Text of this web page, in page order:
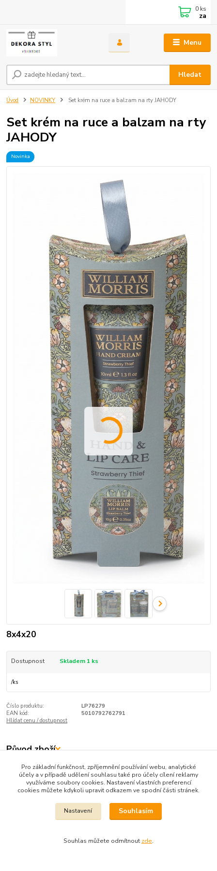
Menu
Hledat
0 ks
za
Úvod NOVINKY Set krém na ruce a balzam na rty JAHODY
Set krém na ruce a balzam na rty
JAHODY
Novinka
8x4x20
Dostupnost Skladem 1 ks
/ks
Číslo produktu:
LP76279
EAN kód:
5010792762791
Hlídat cenu / dostupnost
Původ zboží
Zboží zařazeno v kategoriích
NOVINKY
Kosmetické sady
Lesser a Pavey
Pro základní funkčnost, zpříjemnění používání webu, analytické
účely a v případě udělení souhlasu také pro účely cílení reklamy
využíváme soubory cookies. Nastavení vlastních preferencí
cookies můžete kdykoli upravit odkazem ve spodní části stránek.
Nastavení Souhlasím
Souhlas můžete odmítnout zde.